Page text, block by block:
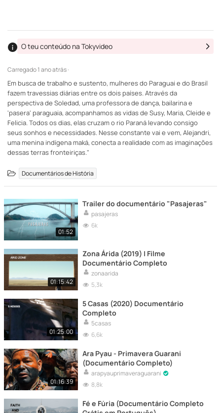
Carregado1 ano atrás ·
O teu conteúdo na Tokyvideo
Em busca de trabalho e sustento, mulheres do Paraguai e do Brasil
fazem travessias diárias entre os dois países. Através da
perspectiva de Soledad, uma professora de dança, bailarina e
'pasera' paraguaia, acompanhamos as vidas de Susy, Maria, Cleide e
Felicia. Todos os dias, elas cruzam o rio Paraná levando consigo
seus sonhos e necessidades. Nesse constante vai e vem, Alejandri,
uma menina indígena maká, conecta a realidade com as imaginações
dessas terras fronteiriças."
Documentários de História
01:52
Trailer do documentário "Pasajeras"
pasajeras
6k
01:15:42
Zona Árida (2019) | Filme
Documentário Completo
zonaarida
5,3k
01:25:00
5 Casas (2020) Documentário
Completo
5casas
6,6k
01:16:39
Ara Pyau - Primavera Guarani
(Documentário Completo)
arapyauprimaveraguarani
8,8k
Fé e Fúria (Documentário Completo